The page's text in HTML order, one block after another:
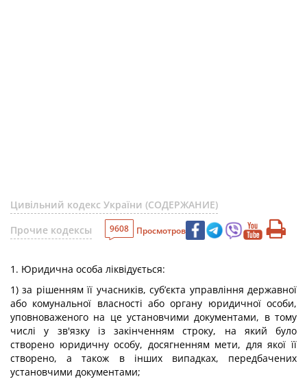
Цивільний кодекс України (СОДЕРЖАНИЕ)
Прочие кодексы
9608 Просмотров
1. Юридична особа ліквідується:
1) за рішенням її учасників, суб’єкта управління державної
або комунальної власності або органу юридичної особи,
уповноваженого на це установчими документами, в тому
числі у зв'язку із закінченням строку, на який було
створено юридичну особу, досягненням мети, для якої її
створено, а також в інших випадках, передбачених
установчими документами;